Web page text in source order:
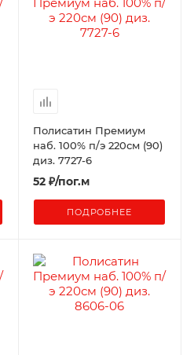
Полисатин Премиум
наб. 100% п/э 220см (90)
диз. 7727-6
52₽/пог.м
ПОДРОБНЕЕ